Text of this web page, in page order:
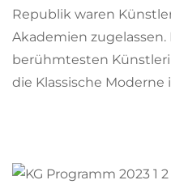
Republik waren
Akademien
berühmtesten
die Klassische Moderne